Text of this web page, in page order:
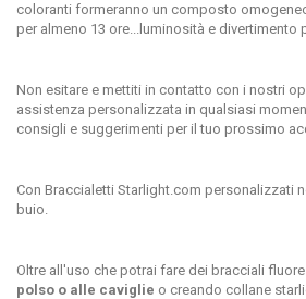
coloranti formeranno un composto
per almeno 13 ore...luminosità e divertimento
Non esitare e mettiti in contatto con i nostri
assistenza personalizzata in qualsiasi
consigli e suggerimenti per il tuo prossimo
Con Braccialetti Starlight.com personalizzati
buio.
Oltre all'uso che potrai fare dei bracciali
polso o alle caviglie o creando collane